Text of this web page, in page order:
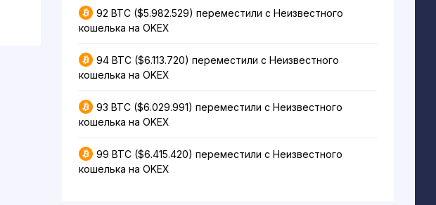
92 BTC ($5.982.529) переместили с Неизвестного
кошелька на OKEX
94 BTC ($6.113.720) переместили с Неизвестного
кошелька на OKEX
93 BTC ($6.029.991) переместили с Неизвестного
кошелька на OKEX
99 BTC ($6.415.420) переместили с Неизвестного
кошелька на OKEX